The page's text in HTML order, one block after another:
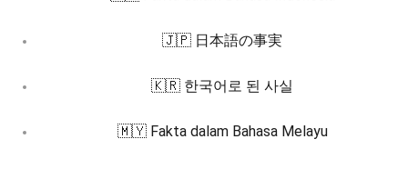
🇯🇵 日本語の事実
🇰🇷 한국어로 된 사실
🇲🇾 Fakta dalam Bahasa Melayu